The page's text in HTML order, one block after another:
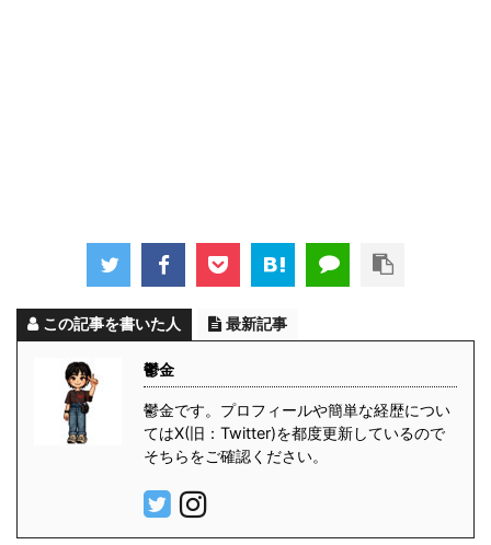
この記事を書いた人 最新記事
鬱金
鬱金です。プロフィールや簡単な経歴につい
てはX(旧：Twitter)を都度更新しているので
そちらをご確認ください。